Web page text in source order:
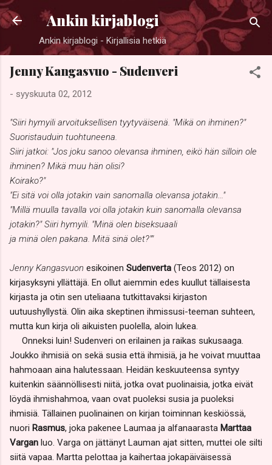
Siirry pääsisältöön
Ankin kirjablogi
Ankin kirjablogi - Kirjallisia hetkiä
Jenny Kangasvuo - Sudenveri
- syyskuuta 02, 2012
"Siiri hymyili arvoituksellisen tyytyväisenä. "Mikä on ihminen?"
Suoristauduin tuohtuneena.
Siiri jatkoi: "Jos joku sanoo olevansa ihminen, eikö hän silloin ole
ihminen? Mikä muu hän olisi?
Koirako?"
"Ei sitä voi olla jotakin vain sanomalla olevansa jotakin..."
"Millä muulla tavalla voi olla jotakin kuin sanomalla olevansa
jotakin?" Siiri hymyili. "Minä olen biseksuaali
ja minä olen pakana. Mitä sinä olet?""
Jenny Kangasvuon esikoinen Sudenverta (Teos 2012) on
kirjasyksyni yllättäjä. En ollut aiemmin edes kuullut tällaisesta
kirjasta ja otin sen uteliaana tutkittavaksi kirjaston
uutuushyllystä. Olin aika skeptinen ihmissusi-teeman suhteen,
mutta kun kirja oli aikuisten puolella, aloin lukea.
Onneksi luin! Sudenveri on erilainen ja raikas sukusaaga.
Joukko ihmisiä on sekä susia että ihmisiä, ja he voivat muuttaa
hahmoaan aina halutessaan. Heidän keskuuteensa syntyy
kuitenkin säännöllisesti niitä, jotka ovat puolinaisia, jotka eivät
löydä ihmishahmoa, vaan ovat puoleksi susia ja puoleksi
ihmisiä. Tällainen puolinainen on kirjan toiminnan keskiössä,
nuori Rasmus, joka pakenee Laumaa ja alfanaarasta Marttaa
Vargan luo. Varga on jättänyt Lauman ajat sitten, muttei ole silti
siitä vapaa. Martta pelottaa ja kaihertaa jokapäiväisessä